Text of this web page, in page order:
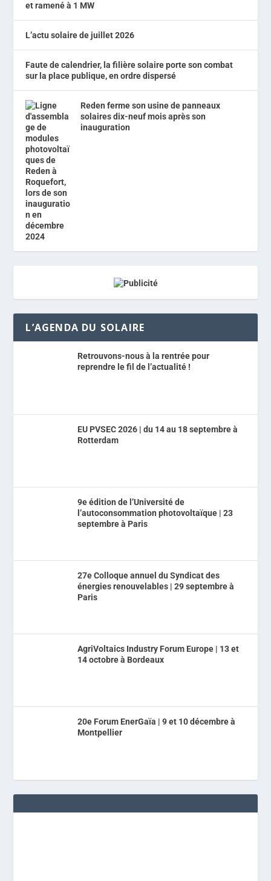
et ramené à 1 MW
L’actu solaire de juillet 2026
Faute de calendrier, la filière solaire porte son combat
sur la place publique, en ordre dispersé
Reden ferme son usine de panneaux
solaires dix-neuf mois après son
inauguration
L’AGENDA DU SOLAIRE
Retrouvons-nous à la rentrée pour
reprendre le fil de l’actualité !
EU PVSEC 2026 | du 14 au 18 septembre à
Rotterdam
9e édition de l’Université de
l’autoconsommation photovoltaïque | 23
septembre à Paris
27e Colloque annuel du Syndicat des
énergies renouvelables | 29 septembre à
Paris
AgriVoltaics Industry Forum Europe | 13 et
14 octobre à Bordeaux
20e Forum EnerGaïa | 9 et 10 décembre à
Montpellier